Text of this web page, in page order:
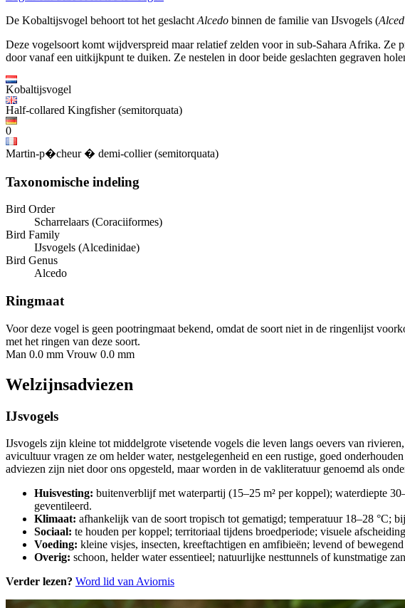
De Kobaltijsvogel behoort tot het geslacht Alcedo binnen de familie van IJsvogels (
Deze vogelsoort komt wijdverspreid maar relatief zelden voor in sub-Sahara Afrika. Ze
door vanaf een uitkijkpunt te duiken. Ze nestelen in door beide geslachten gegraven
Kobaltijsvogel
Half-collared Kingfisher (semitorquata)
0
Martin-p�cheur � demi-collier (semitorquata)
Taxonomische indeling
Bird Order
Scharrelaars (Coraciiformes)
Bird Family
IJsvogels (Alcedinidae)
Bird Genus
Alcedo
Ringmaat
Voor deze vogel is geen pootringmaat bekend, omdat de soort niet in de ringenlijst
met het ringen van deze soort.
Man 0.0 mm Vrouw 0.0 mm
Welzijnsadviezen
IJsvogels
IJsvogels zijn kleine tot middelgrote visetende vogels die leven langs oevers van
avicultuur vragen ze om helder water, nestgelegenheid en een rustige, goed
adviezen zijn niet door ons opgesteld, maar worden in de vakliteratuur genoemd als
Huisvesting: buitenverblijf met waterpartij (15–25 m² per koppel); waterdiepte
geventileerd.
Klimaat: afhankelijk van de soort tropisch tot gematigd; temperatuur 18–28 °C;
Sociaal: te houden per koppel; territoriaal tijdens broedperiode; visuele
Voeding: kleine visjes, insecten, kreeftachtigen en amfibieën; levend of
Overig: schoon, helder water essentieel; natuurlijke nesttunnels of kunstmatige
Verder lezen? Word lid van Aviornis